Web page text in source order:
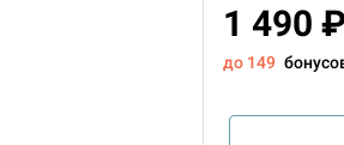
1 490 ₽
до 149